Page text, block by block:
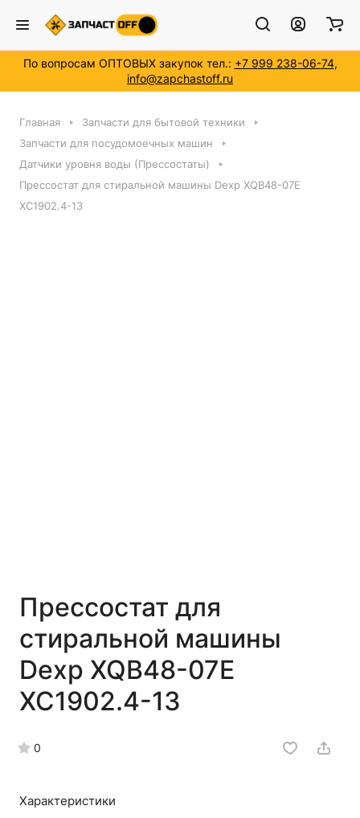
По вопросам ОПТОВЫХ закупок тел.: +7 999 238-06-74,
info@zapchastoff.ru
Главная
Запчасти для бытовой техники
Запчасти для посудомоечных машин
Датчики уровня воды (Прессостаты)
Прессостат для стиральной машины Dexp XQB48-07E
XC1902.4-13
Прессостат для
стиральной машины
Dexp XQB48-07E
XC1902.4-13
0
Характеристики